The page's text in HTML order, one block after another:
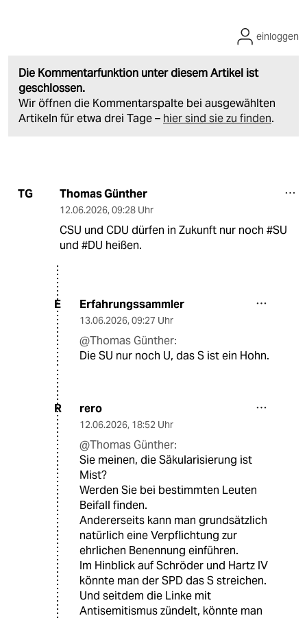
Die Kommentarfunktion unter diesem Artikel ist
geschlossen.
Wir öffnen die Kommentarspalte bei ausgewählten
Artikeln für etwa drei Tage – hier sind sie zu finden.
einloggen
TG Thomas Günther
12.06.2026, 09:28 Uhr
CSU und CDU dürfen in Zukunft nur noch #SU
und #DU heißen.
E Erfahrungssammler
13.06.2026, 09:27 Uhr
@Thomas Günther:
Die SU nur noch U, das S ist ein Hohn.
R rero
12.06.2026, 18:52 Uhr
@Thomas Günther:
Sie meinen, die Säkularisierung ist
Mist?
Werden Sie bei bestimmten Leuten
Beifall finden.
Andererseits kann man grundsätzlich
natürlich eine Verpflichtung zur
ehrlichen Benennung einführen.
Im Hinblick auf Schröder und Hartz IV
könnte man der SPD das S streichen.
Und seitdem die Linke mit
Antisemitismus zündelt, könnte man